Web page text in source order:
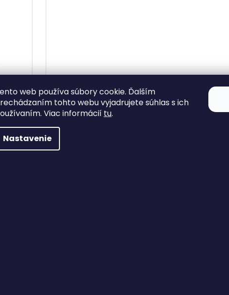
web používa súbory cookie. Ďalším
tohto webu vyjadrujete súhlas s ich
Viac informácií tu.
Nastavenie
Tričko B&C E190, Urban Khaki